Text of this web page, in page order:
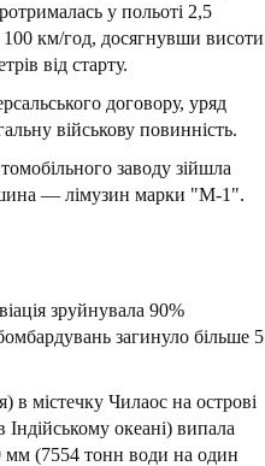
у польоті 2,5
км/год, досягнувши висоти
від старту.
договору, уряд
військову повинність.
заводу зійшла
— лімузин марки "М-1".
зруйнувала 90%
загинуло більше 5
в містечку Чилаос на острові
океані) випала
мм (7554 тонн води на один